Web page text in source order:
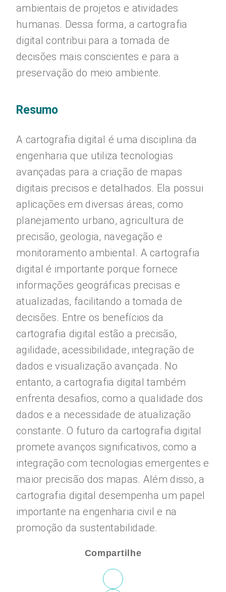
ambientais de projetos e atividades
humanas. Dessa forma, a cartografia
digital contribui para a tomada de
decisões mais conscientes e para a
preservação do meio ambiente.
Resumo
A cartografia digital é uma disciplina da
engenharia que utiliza tecnologias
avançadas para a criação de mapas
digitais precisos e detalhados. Ela possui
aplicações em diversas áreas, como
planejamento urbano, agricultura de
precisão, geologia, navegação e
monitoramento ambiental. A cartografia
digital é importante porque fornece
informações geográficas precisas e
atualizadas, facilitando a tomada de
decisões. Entre os benefícios da
cartografia digital estão a precisão,
agilidade, acessibilidade, integração de
dados e visualização avançada. No
entanto, a cartografia digital também
enfrenta desafios, como a qualidade dos
dados e a necessidade de atualização
constante. O futuro da cartografia digital
promete avanços significativos, como a
integração com tecnologias emergentes e
maior precisão dos mapas. Além disso, a
cartografia digital desempenha um papel
importante na engenharia civil e na
promoção da sustentabilidade.
Compartilhe